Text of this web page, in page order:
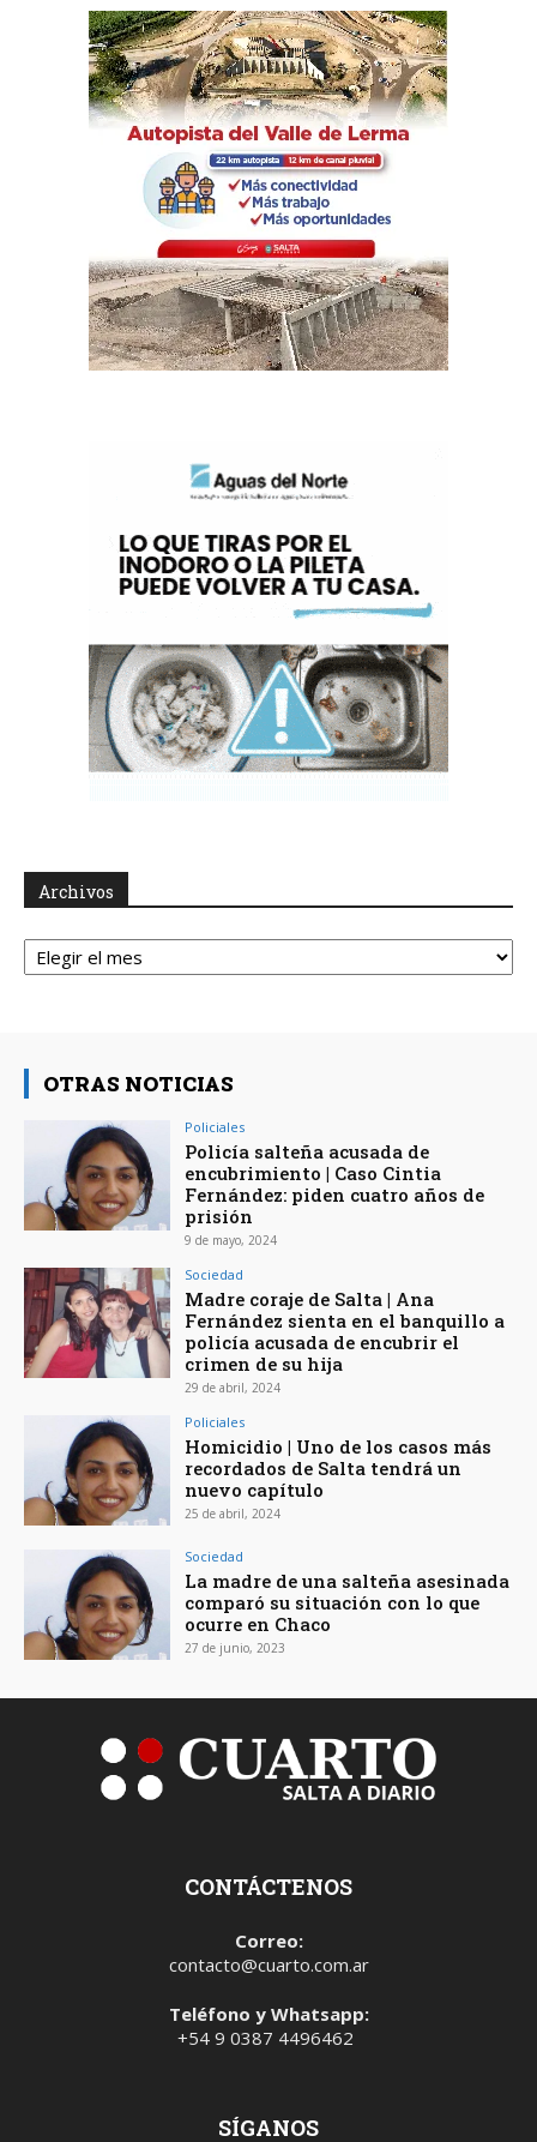
Archivos
Archivos
OTRAS NOTICIAS
Policiales
Policía salteña acusada de
encubrimiento | Caso Cintia
Fernández: piden cuatro años de
prisión
9 de mayo, 2024
Sociedad
Madre coraje de Salta | Ana
Fernández sienta en el banquillo a
policía acusada de encubrir el
crimen de su hija
29 de abril, 2024
Policiales
Homicidio | Uno de los casos más
recordados de Salta tendrá un
nuevo capítulo
25 de abril, 2024
Sociedad
La madre de una salteña asesinada
comparó su situación con lo que
ocurre en Chaco
27 de junio, 2023
CONTÁCTENOS
Correo:
contacto@cuarto.com.ar
Teléfono y Whatsapp:
+54 9 0387 4496462
SÍGANOS